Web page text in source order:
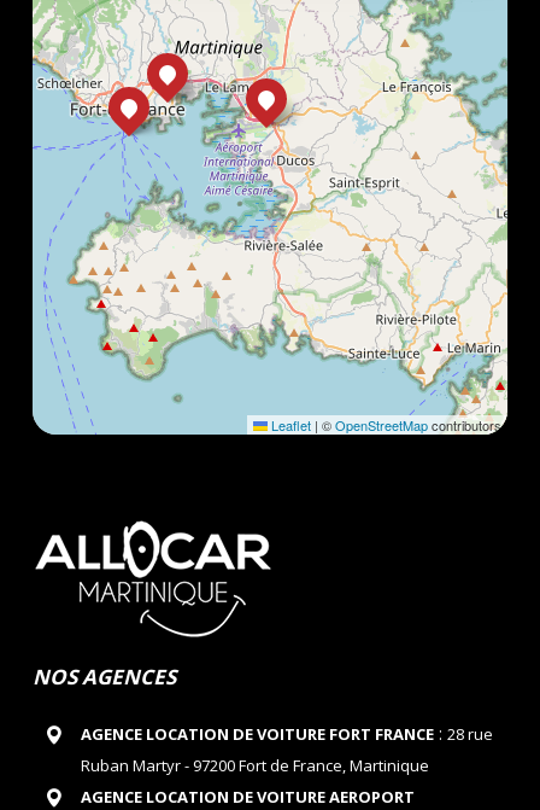
Leaflet | ©OpenStreetMapcontributors
NOS AGENCES
AGENCE LOCATION DE VOITURE FORT FRANCE: 28 rue
Ruban Martyr - 97200 Fort de France, Martinique
AGENCE LOCATION DE VOITURE AEROPORT